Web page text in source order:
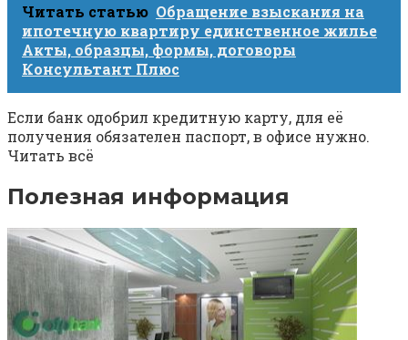
Читать статью Обращение взыскания на
ипотечную квартиру единственное жилье
Акты, образцы, формы, договоры
Консультант Плюс
Если банк одобрил кредитную карту, для её
получения обязателен паспорт, в офисе нужно.
Читать всё
Полезная информация